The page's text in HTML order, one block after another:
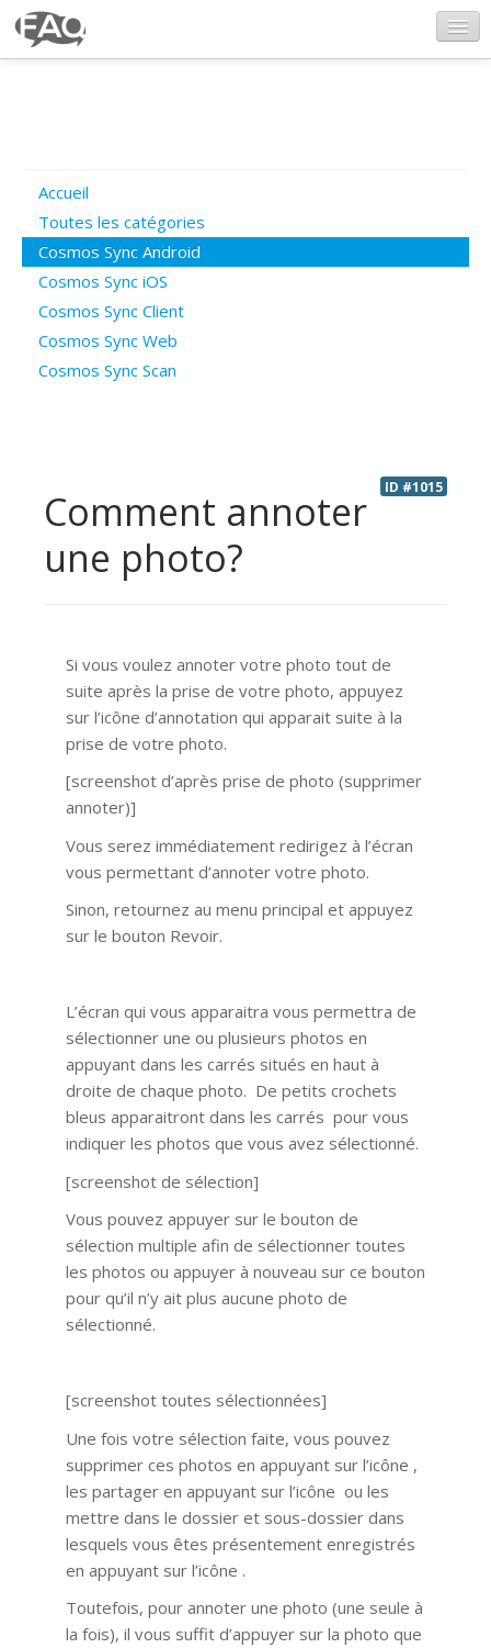
Poser une question
Questions ouvertes
Connexion
Accueil
Toutes les catégories
Cosmos Sync Android
Cosmos Sync iOS
Cosmos Sync Client
Cosmos Sync Web
Cosmos Sync Scan
ID #1015
Comment annoter
une photo?
Si vous voulez annoter votre photo tout de
suite après la prise de votre photo, appuyez
sur l’icône d’annotation qui apparait suite à la
prise de votre photo.
[screenshot d’après prise de photo (supprimer
annoter)]
Vous serez immédiatement redirigez à l’écran
vous permettant d’annoter votre photo.
Sinon, retournez au menu principal et appuyez
sur le bouton Revoir.
L’écran qui vous apparaitra vous permettra de
sélectionner une ou plusieurs photos en
appuyant dans les carrés situés en haut à
droite de chaque photo. De petits crochets
bleus apparaitront dans les carrés pour vous
indiquer les photos que vous avez sélectionné.
[screenshot de sélection]
Vous pouvez appuyer sur le bouton de
sélection multiple afin de sélectionner toutes
les photos ou appuyer à nouveau sur ce bouton
pour qu’il n’y ait plus aucune photo de
sélectionné.
[screenshot toutes sélectionnées]
Une fois votre sélection faite, vous pouvez
supprimer ces photos en appuyant sur l’icône ,
les partager en appuyant sur l’icône ou les
mettre dans le dossier et sous-dossier dans
lesquels vous êtes présentement enregistrés
en appuyant sur l’icône .
Toutefois, pour annoter une photo (une seule à
la fois), il vous suffit d’appuyer sur la photo que